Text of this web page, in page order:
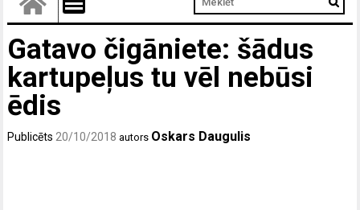
Gatavo čigāniete: šādus
kartupeļus tu vēl nebūsi
ēdis
Publicēts 20/10/2018 autors Oskars Daugulis